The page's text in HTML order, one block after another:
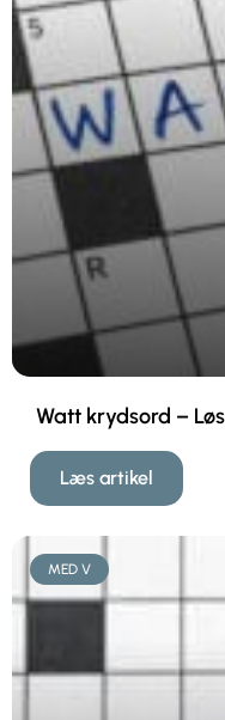
Watt krydsord –
Læs artikel
MED V